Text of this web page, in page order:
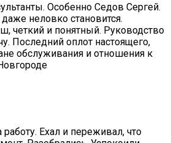
Особенно Седов Сергей.
неловко становится.
четкий и понятный. Руководство
Последний оплот настоящего,
обслуживания и отношения к
работу. Ехал и переживал, что